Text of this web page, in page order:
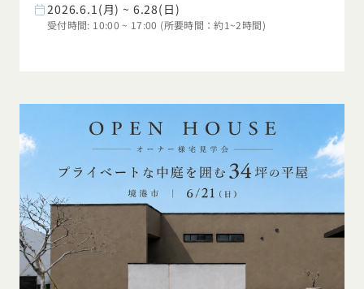
2026.6.1(月) ~ 6.28(日)
受付時間: 10:00 ~ 17:00 (所要時間：約1~2時間)